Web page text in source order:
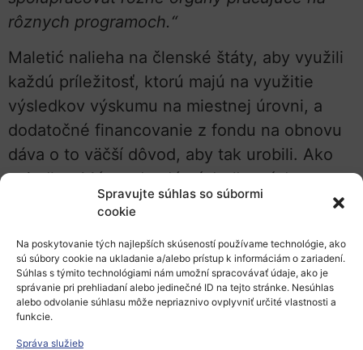
Spravujte súhlas so súbormi
cookie
Na poskytovanie tých najlepších skúseností používame technológie, ako
sú súbory cookie na ukladanie a/alebo prístup k informáciám o zariadení.
Súhlas s týmito technológiami nám umožní spracovávať údaje, ako je
správanie pri prehliadaní alebo jedinečné ID na tejto stránke. Nesúhlas
alebo odvolanie súhlasu môže nepriaznivo ovplyvniť určité vlastnosti a
funkcie.
Správa služieb
rôznych programoch.“
Maletić nalieha na členské štáty, aby využili
každú príležitosť, ktorú majú na využitie
výsledkov výskumu na miestnej úrovni, a
dodatočné financovanie z fondu na obnovu
dáva o to väčší dôvod, aby tak urobili. Ako
uviedla:„Máme skvelé výsledky výskumu,
ale potom prestaneme vytvárať pridanú
obnovu] a [fond regionálneho rozvoja] pridať
dodatočné finančné prostriedky na tieto typy
projektov.“
Audítori vkladajú väčšie nádeje do rozpočtu